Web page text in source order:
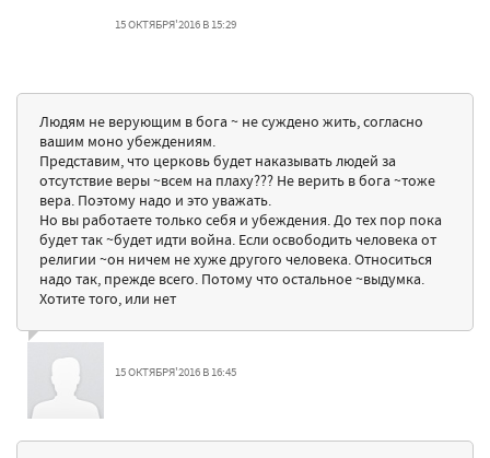
15 ОКТЯБРЯ'2016 В 15:29
Людям не верующим в бога ~ не суждено жить, согласно
вашим моно убеждениям.
Представим, что церковь будет наказывать людей за
отсутствие веры ~всем на плаху??? Не верить в бога ~тоже
вера. Поэтому надо и это уважать.
Но вы работаете только себя и убеждения. До тех пор пока
будет так ~будет идти война. Если освободить человека от
религии ~он ничем не хуже другого человека. Относиться
надо так, прежде всего. Потому что остальное ~выдумка.
Хотите того, или нет
15 ОКТЯБРЯ'2016 В 16:45